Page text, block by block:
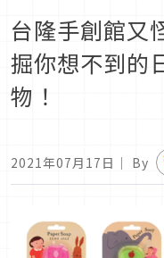
台隆手創館又
掘你想不到的
物！
2021年07月17日 ｜ By